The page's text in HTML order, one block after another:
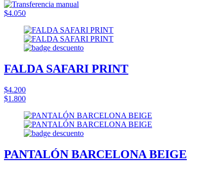
$4.050
FALDA SAFARI PRINT
$4.200
$1.800
PANTALÓN BARCELONA BEIGE